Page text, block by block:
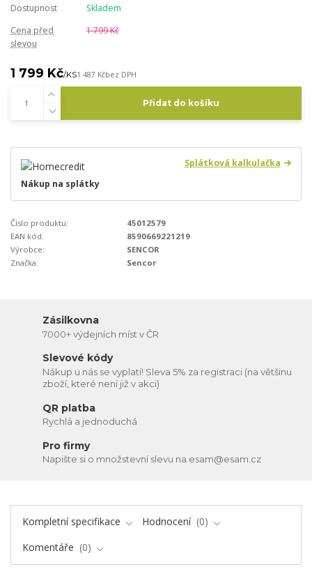
Dostupnost
Skladem
Cena před
slevou
1 799 Kč
1 799 Kč/KS1 487 Kčbez DPH
Přidat do košíku
Splátková kalkulačka
Nákup na splátky
Číslo produktu:
45012579
EAN kód:
8590669221219
Výrobce:
SENCOR
Značka:
Sencor
Zásilkovna
7000+ výdejních míst v ČR
Slevové kódy
Nákup u nás se vyplatí! Sleva 5% za registraci (na většinu
zboží, které není již v akci)
QR platba
Rychlá a jednoduchá
Pro firmy
Napište si o množstevní slevu na esam@esam.cz
Kompletní specifikace Hodnocení
0
Komentáře
0